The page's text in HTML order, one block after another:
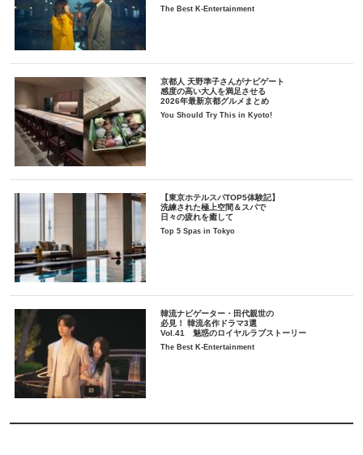
The Best K-Entertainment
京都人 天野準子さんがナビゲート
感度の高い大人を満足させる
2026年最新京都グルメまとめ
You Should Try This in Kyoto!
【東京ホテルスパTOP5体験記】
洗練された極上空間＆スパで
日々の疲れを癒して
Top 5 Spas in Tokyo
韓流ナビゲーター・田代親世の
必見！ 韓流名作ドラマ3選
Vol.41 魅惑のロイヤルラブストーリー
The Best K-Entertainment